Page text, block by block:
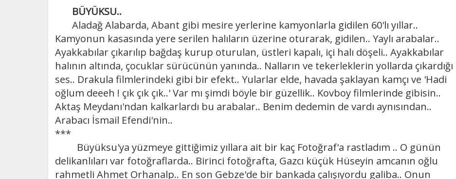
BÜYÜKSU..
Aladağ Alabarda, Abant gibi mesire yerlerine kamyonlarla gidilen 60'lı yıllar..
Kamyonun kasasında yere serilen halıların üzerine oturarak, gidilen.. Yaylı arabalar..
Ayakkabılar çıkarılıp bağdaş kurup oturulan, üstleri kapalı, içi halı döşeli.. Ayakkabılar
halının altında, çocuklar sürücünün yanında.. Nalların ve tekerleklerin yollarda çıkardığı
ses.. Drakula filmlerindeki gibi bir efekt.. Yularlar elde, havada şaklayan kamçı ve 'Hadi
oğlum deeeh ! çık çık çık..' Var mı şimdi böyle bir güzellik.. Kovboy filmlerinde gibisin..
Aktaş Meydanı'ndan kalkarlardı bu arabalar.. Benim dedemin de vardı aynısından..
Arabacı İsmail Efendi'nin..
***
Büyüksu'ya yüzmeye gittiğimiz yıllara ait bir kaç Fotoğraf'a rastladım .. O günün
delikanlıları var fotoğraflarda.. Birinci fotoğrafta, Gazcı küçük Hüseyin amcanın oğlu
rahmetli Ahmet Orhanalp.. En son Gebze'de bir bankada çalışıyordu galiba.. Onun